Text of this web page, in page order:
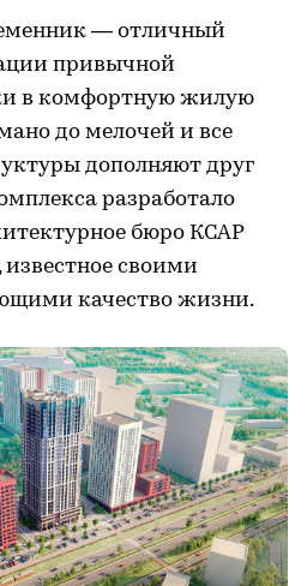
— отличный
привычной
в комфортную жилую
до мелочей и все
дополняют друг
разработало
бюро КСАР
своими
качество жизни.